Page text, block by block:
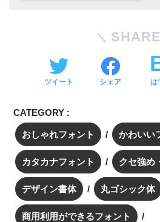
SHARE
ツイート シェア は
CATEGORY :
おしゃれフォント かわいい
カタカナフォント クセ強め
デザイン書体 丸ゴシック体
商用利用ができるフォント